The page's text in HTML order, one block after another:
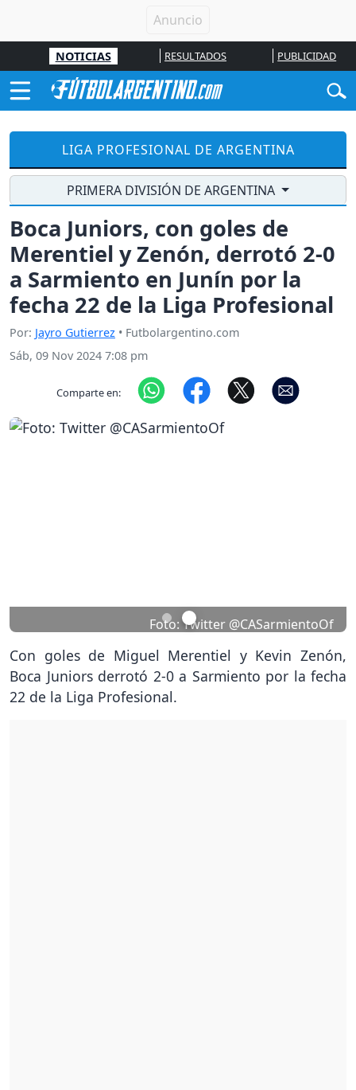
NOTICIAS RESULTADOS PUBLICIDAD
LIGA PROFESIONAL DE ARGENTINA
PRIMERA DIVISIÓN DE ARGENTINA
Boca Juniors, con goles de
Merentiel y Zenón, derrotó 2-0
a Sarmiento en Junín por la
fecha 22 de la Liga Profesional
Por: Jayro Gutierrez • Futbolargentino.com
Sáb, 09 Nov 2024 7:08 pm
Comparte en:
Foto: Twitter @CASarmientoOf
Con goles de Miguel Merentiel y Kevin Zenón,
Boca Juniors derrotó 2-0 a Sarmiento por la fecha
22 de la Liga Profesional.